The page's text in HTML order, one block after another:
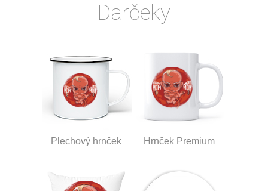
Darčeky
Plechový hrnček Hrnček Premium